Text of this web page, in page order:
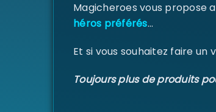
Magicheroes vous propose
héros préférés…
Et si vous souhaitez faire un
Toujours plus de produits